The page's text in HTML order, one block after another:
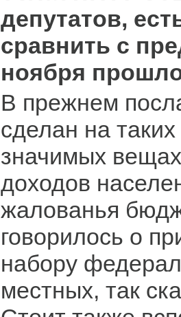
депутатов,
сравнить с
ноября
В прежнем
сделан на
значимых
доходов
жалованья
говорилось о
набору
местных, так